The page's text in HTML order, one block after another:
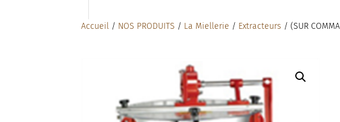
Accueil / NOS PRODUITS / La Miellerie / Extracteurs / (SUR